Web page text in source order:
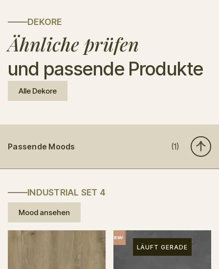
DEKORE
Ähnliche prüfen
und passende Produkte
Alle Dekore
Passende Moods (1)
INDUSTRIAL SET 4
Mood ansehen
LÄUFT GERADE